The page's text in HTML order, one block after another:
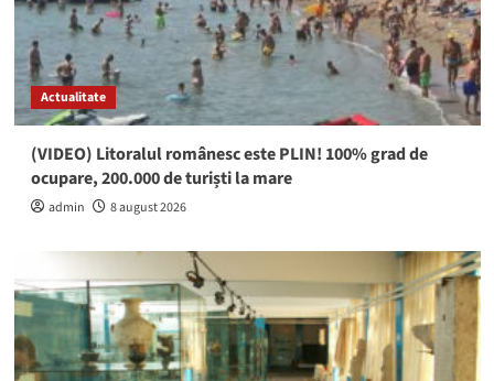
Actualitate
(VIDEO) Litoralul românesc este PLIN! 100% grad de
ocupare, 200.000 de turiști la mare
admin 8 august 2026